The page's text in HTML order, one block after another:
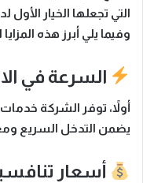
التي تجعلها الخيار
وفيما يلي أبرز هذه
السرعة في
أولاً
يضمن التدخل السريع
أسعار